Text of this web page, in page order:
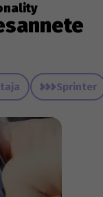
Sprinter